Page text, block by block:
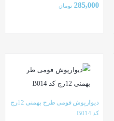
285,000 تومان
دیوارپوش فومی طرح بهمنی 12رج
کد B014